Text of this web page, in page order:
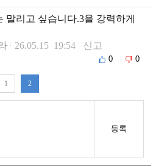
말리고 싶습니다.3을 강력하게
26.05.15 19:54 신고
0 0
1 2
등록